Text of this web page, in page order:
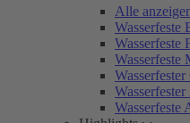
Alle
Wasserfeste
Wasserfeste
Wasserfeste
Wasserfeste